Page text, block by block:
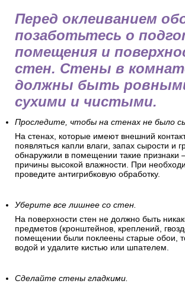
Перед оклеиванием
позаботьтесь о
помещения и
стен. Стены в
должны быть
сухими и чистыми.
Проследите, чтобы на стенах не было
На стенах, которые имеют внешний
появляться капли влаги, запах сырости и
обнаружили в помещении такие признаки
причины высокой влажности. При
проведите антигрибковую обработку.
Уберите все лишнее со стен.
На поверхности стен не должно быть
предметов (кронштейнов, креплений,
помещении были поклеены старые обои,
водой и удалите кистью или шпателем.
Сделайте стены гладкими.